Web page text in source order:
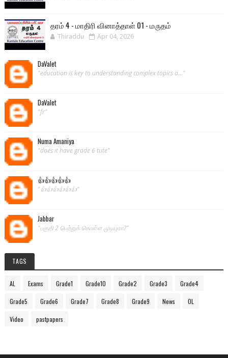
தரம் 4 - மாதிரி வினாத்தாள் 01 - மருதம்
Thiraddu Apr 04, 2026
DaValet
"education is key to understanding complex topics a..."
DaValet
"fr"
Numa Amaniya
"does it have grade 6 tute"
👍👍👍👍👍
"👍👍👍👍👍👍"
Jabbar
"பகுதி 2 பெற்றுக் கொள்ள முடியுமா?"
TAGS
AL Exams Grade1 Grade10 Grade2 Grade3 Grade4
Grade5 Grade6 Grade7 Grade8 Grade9 News OL
Video pastpapers